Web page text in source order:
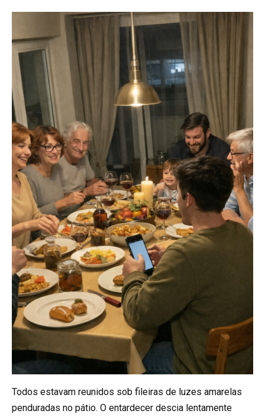
Todos estavam reunidos sob fileiras de luzes amarelas
penduradas no pátio. O entardecer descia lentamente